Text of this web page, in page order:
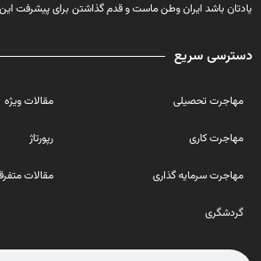
یادتان باشد ایران وطن ماست و قدم گذاشتن برای پیشرفت
دسترسی سریع
مهاجرت تحصیلی
مهاجرت کاری
مهاجرت سرمایه گذاری
گردشگری
مقالات ویژه
رپورتاژ
مقالات